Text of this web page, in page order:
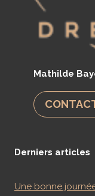
Mathilde
Derniers articles
Une bonne